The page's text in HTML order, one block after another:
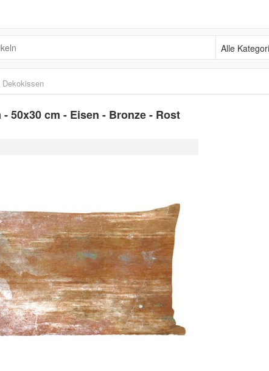
Alle Kategorien
Dekokissen
50x30 cm - Eisen - Bronze - Rost